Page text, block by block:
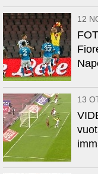
12
13